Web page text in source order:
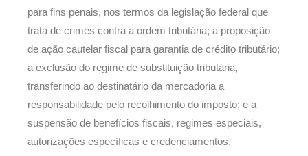
para fins penais, nos termos da legislação federal que
trata de crimes contra a ordem tributária; a proposição
de ação cautelar fiscal para garantia de crédito tributário;
a exclusão do regime de substituição tributária,
transferindo ao destinatário da mercadoria a
responsabilidade pelo recolhimento do imposto; e a
suspensão de benefícios fiscais, regimes especiais,
autorizações específicas e credenciamentos.